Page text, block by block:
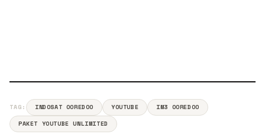
TAG: INDOSAT OOREDOO YOUTUBE
IM3 OOREDOO
PAKET YOUTUBE UNLIMITED